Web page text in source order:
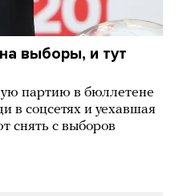
выборы, и тут
партию в бюллетене
в соцсетях и уехавшая
снять с выборов